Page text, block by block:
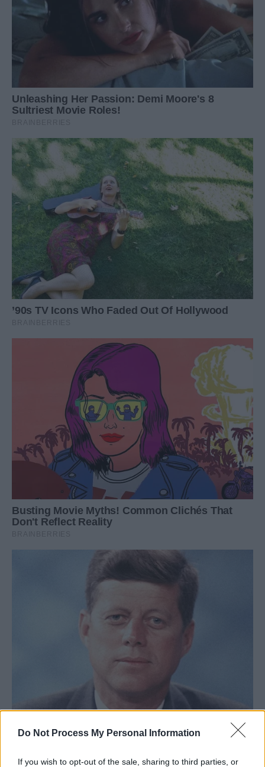
Do Not Process My Personal Information
If you wish to opt-out of the sale, sharing to third parties, or